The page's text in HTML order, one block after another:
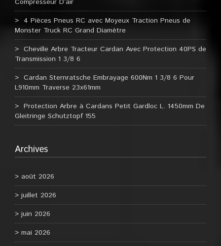
Compresseur D’air
4 Pièces Pneus RC avec Moyeux Traction Pneus de
Monster Truck RC Grand Diamètre
Cheville Arbre Tracteur Cardan Avec Protection 40PS de
Transmission 1 3/8 6
Cardan Sternratsche Embrayage 600Nm 1 3/8 6 Pour
L910mm Traverse 23x61mm
Protection Arbre à Cardans Petit Gardloc L. 1450mm De
Gleitringe Schutztopf 155
Archives
août 2026
juillet 2026
juin 2026
mai 2026